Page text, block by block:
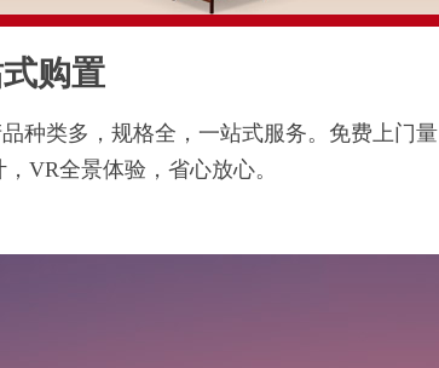
购置
种类多，规格全，一站式服务。免费上门量
VR全景体验，省心放心。